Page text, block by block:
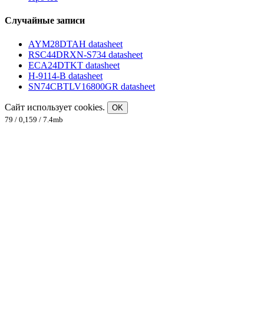
Случайные записи
AYM28DTAH datasheet
RSC44DRXN-S734 datasheet
ECA24DTKT datasheet
H-9114-B datasheet
SN74CBTLV16800GR datasheet
Сайт использует cookies.
OK
79 / 0,159 / 7.4mb